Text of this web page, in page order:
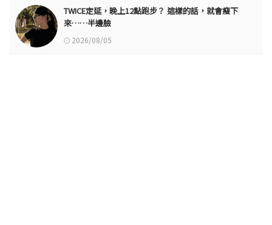
TWICE定延，晚上12點跑步？ 這樣的話，就會瘦下
來……半邊臉
2026/08/05